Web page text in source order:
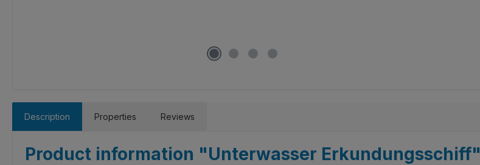
Description Properties Reviews
Product information "Unterwasser Erkundungsschiff"